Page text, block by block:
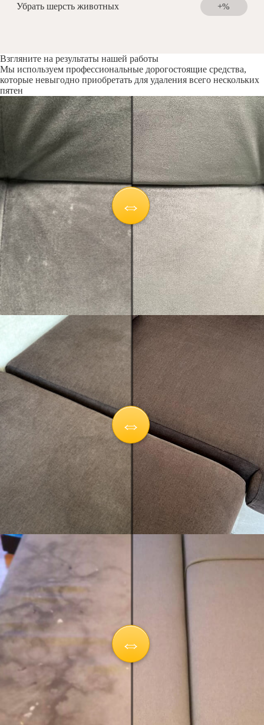
Убрать шерсть животных +%
Взгляните на результаты нашей работы
Мы используем профессиональные дорогостоящие средства,
которые невыгодно приобретать для удаления всего нескольких
пятен